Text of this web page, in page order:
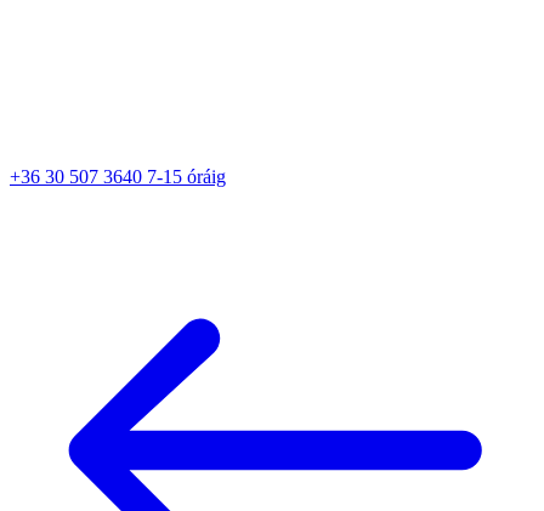
+36 30 507 3640 7-15 óráig